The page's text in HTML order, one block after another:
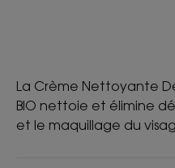
La Crème Nettoyante
BIO nettoie et élimine
et le maquillage du